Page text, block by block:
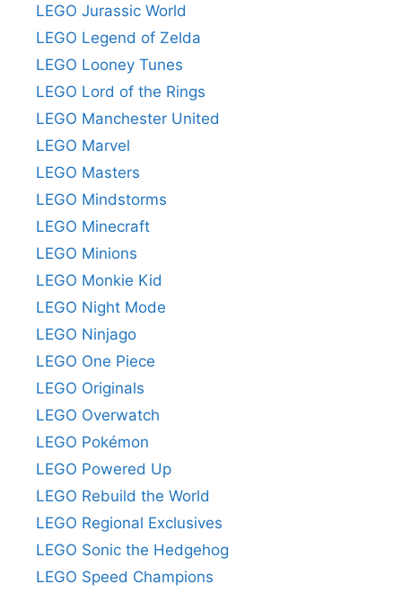
LEGO Jurassic World
LEGO Legend of Zelda
LEGO Looney Tunes
LEGO Lord of the Rings
LEGO Manchester United
LEGO Marvel
LEGO Masters
LEGO Mindstorms
LEGO Minecraft
LEGO Minions
LEGO Monkie Kid
LEGO Night Mode
LEGO Ninjago
LEGO One Piece
LEGO Originals
LEGO Overwatch
LEGO Pokémon
LEGO Powered Up
LEGO Rebuild the World
LEGO Regional Exclusives
LEGO Sonic the Hedgehog
LEGO Speed Champions